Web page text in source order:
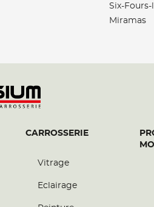
Six-Fours-
Miramas
CARROSSERIE
Vitrage
Eclairage